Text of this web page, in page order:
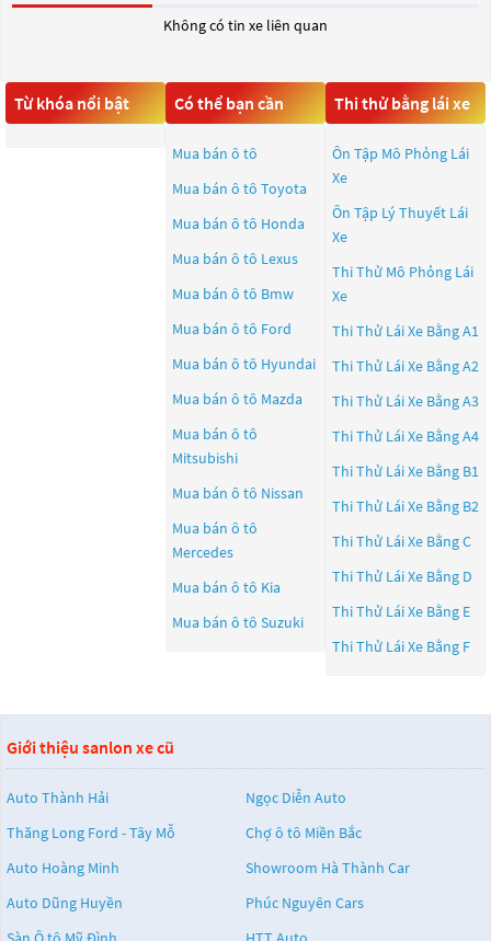
Không có tin xe liên quan
Từ khóa nổi bật Có thể bạn cần
Mua bán ô tô
Mua bán ô tô Toyota
Mua bán ô tô Honda
Mua bán ô tô Lexus
Mua bán ô tô Bmw
Mua bán ô tô Ford
Mua bán ô tô Hyundai
Mua bán ô tô Mazda
Mua bán ô tô
Mitsubishi
Mua bán ô tô Nissan
Mua bán ô tô
Mercedes
Mua bán ô tô Kia
Mua bán ô tô Suzuki
Thi thử bằng lái xe
Ôn Tập Mô Phỏng Lái
Xe
Ôn Tập Lý Thuyết Lái
Xe
Thi Thử Mô Phỏng Lái
Xe
Thi Thử Lái Xe Bằng A1
Thi Thử Lái Xe Bằng A2
Thi Thử Lái Xe Bằng A3
Thi Thử Lái Xe Bằng A4
Thi Thử Lái Xe Bằng B1
Thi Thử Lái Xe Bằng B2
Thi Thử Lái Xe Bằng C
Thi Thử Lái Xe Bằng D
Thi Thử Lái Xe Bằng E
Thi Thử Lái Xe Bằng F
Giới thiệu sanlon xe cũ
Auto Thành Hải
Ngọc Diễn Auto
Thăng Long Ford - Tây Mỗ
Chợ ô tô Miền Bắc
Auto Hoàng Minh
Showroom Hà Thành Car
Auto Dũng Huyền
Phúc Nguyên Cars